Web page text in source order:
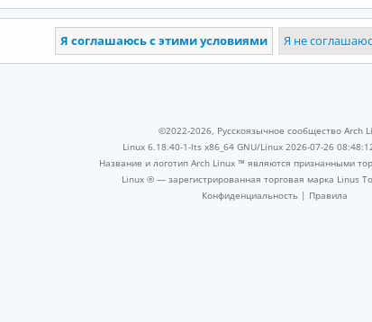
©2022-2026, Русскоязычное сообщество Arch
Linux 6.18.40-1-lts x86_64 GNU/Linux 2026-07-26
Название и логотип Arch Linux ™ являются признанными
Linux ® — зарегистрированная торговая марка Linus
Конфиденциальность | Правила